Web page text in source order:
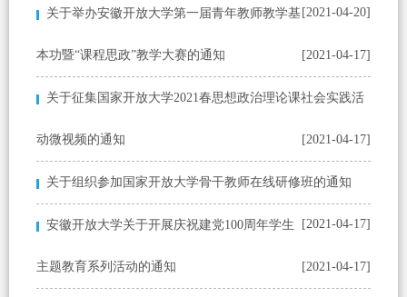
[2021-04-20]
关于举办安徽开放大学第一届青年教师教学基
本功暨“课程思政”教学大赛的通知 [2021-04-17]
关于征集国家开放大学2021春思想政治理论课社会实践活
动微视频的通知 [2021-04-17]
关于组织参加国家开放大学骨干教师在线研修班的通知
[2021-04-17]
安徽开放大学关于开展庆祝建党100周年学生
主题教育系列活动的通知 [2021-04-17]